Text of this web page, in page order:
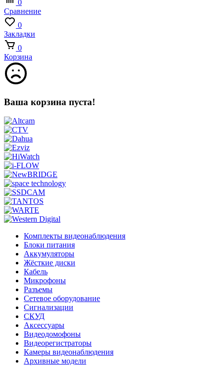
0
Сравнение
0
Закладки
0
Корзина
Ваша корзина пуста!
Комплекты видеонаблюдения
Блоки питания
Аккумуляторы
Жёсткие диски
Кабель
Микрофоны
Разъемы
Сетевое оборудование
Сигнализации
СКУД
Аксессуары
Видеодомофоны
Видеорегистраторы
Камеры видеонаблюдения
Архивные модели